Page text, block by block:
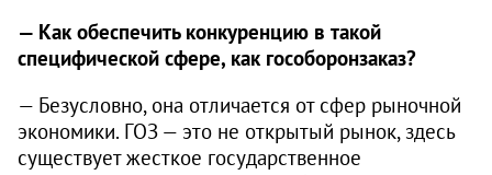
— Как обеспечить конкуренцию в такой
специфической сфере, как гособоронзаказ?
— Безусловно, она отличается от сфер рыночной
экономики. ГОЗ — это не открытый рынок, здесь
существует жесткое государственное